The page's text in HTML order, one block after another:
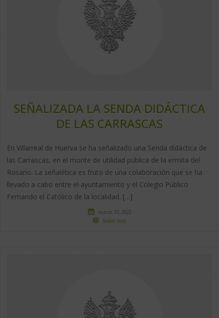
SEÑALIZADA LA SENDA DIDÁCTICA
DE LAS CARRASCAS
En Villarreal de Huerva se ha señalizado una Senda didáctica de
las Carrascas, en el monte de utilidad pública de la ermita del
Rosario. La señalética es fruto de una colaboración que se ha
llevado a cabo entre el ayuntamiento y el Colegio Público
Fernando el Católico de la localidad. […]
marzo 31, 2022
Saber más